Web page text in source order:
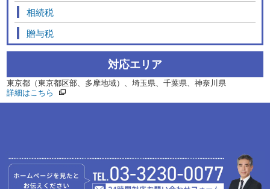
相続税
贈与税
対応エリア
東京都（東京都区部、多摩地域）、埼玉県、千葉県、神奈川県
詳細はこちら